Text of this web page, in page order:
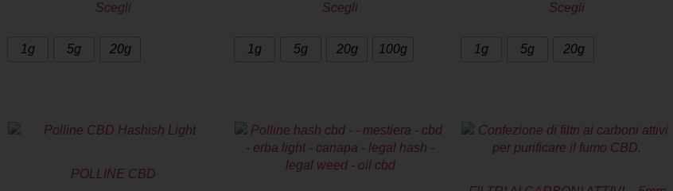
Scegli
1g 5g 20g
Scegli
1g 5g 20g 100g
Scegli
1g 5g 20g
POLLINE CBD